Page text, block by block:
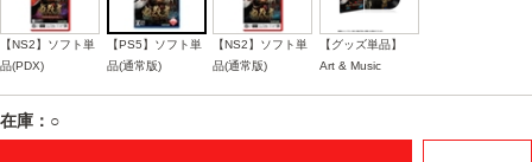
【NS2】ソフト単
品(PDX)
【PS5】ソフト単
品(通常版)
【NS2】ソフト単
品(通常版)
【グッズ単品】
Art & Music
在庫：○